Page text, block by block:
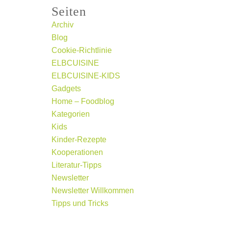
Seiten
Archiv
Blog
Cookie-Richtlinie
ELBCUISINE
ELBCUISINE-KIDS
Gadgets
Home – Foodblog
Kategorien
Kids
Kinder-Rezepte
Kooperationen
Literatur-Tipps
Newsletter
Newsletter Willkommen
Tipps und Tricks